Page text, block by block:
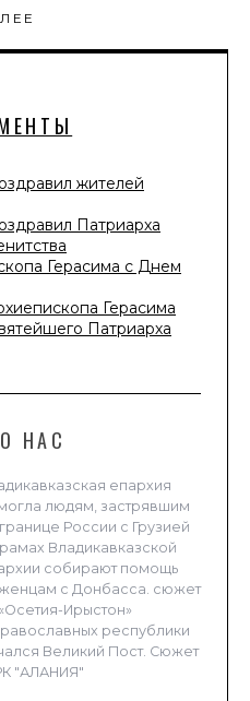
жителей
Патриарха
Герасима с Днем
Герасима
Патриарха
НАС
епархия
людям, застрявшим
России с Грузией
Владикавказской
собирают помощь
с Донбасса. сюжет
Ирыстон»
республики
Великий Пост. Сюжет
"АЛАНИЯ"